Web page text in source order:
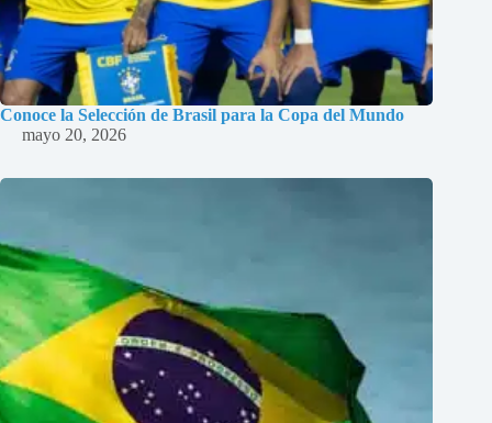
Conoce la Selección de Brasil para la Copa del Mundo
mayo 20, 2026